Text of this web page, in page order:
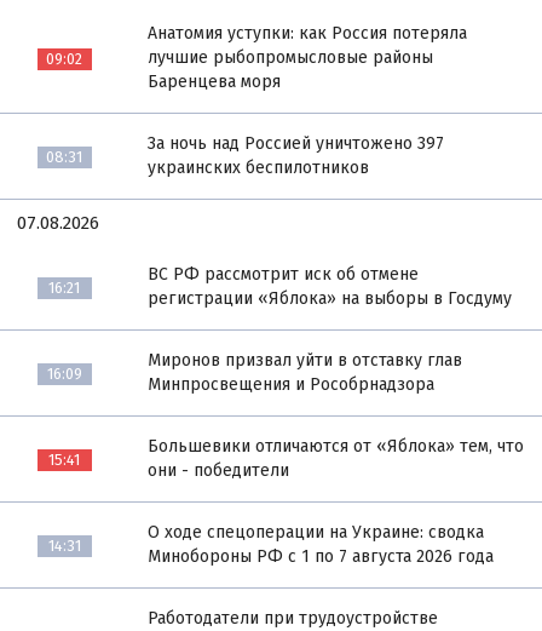
09:02
Анатомия уступки: как Россия потеряла
лучшие рыбопромысловые районы
Баренцева моря
08:31
За ночь над Россией уничтожено 397
украинских беспилотников
07.08.2026
16:21
ВС РФ рассмотрит иск об отмене
регистрации «Яблока» на выборы в Госдуму
16:09
Миронов призвал уйти в отставку глав
Минпросвещения и Рособрнадзора
15:41
Большевики отличаются от «Яблока» тем, что
они - победители
14:31
О ходе спецоперации на Украине: сводка
Минобороны РФ с 1 по 7 августа 2026 года
Работодатели при трудоустройстве